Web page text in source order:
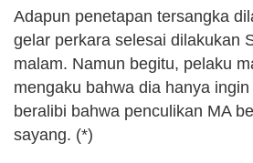
Adapun penetapan tersangka
gelar perkara selesai dilakukan
malam. Namun begitu, pelaku
mengaku bahwa dia hanya
beralibi bahwa penculikan MA
sayang. (*)